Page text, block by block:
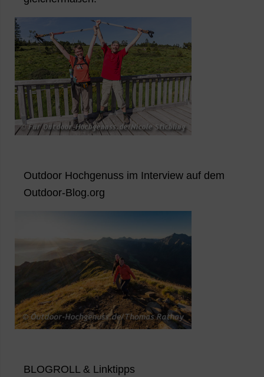
Outdoor Hochgenuss im Interview auf dem
Outdoor-Blog.org
BLOGROLL & Linktipps